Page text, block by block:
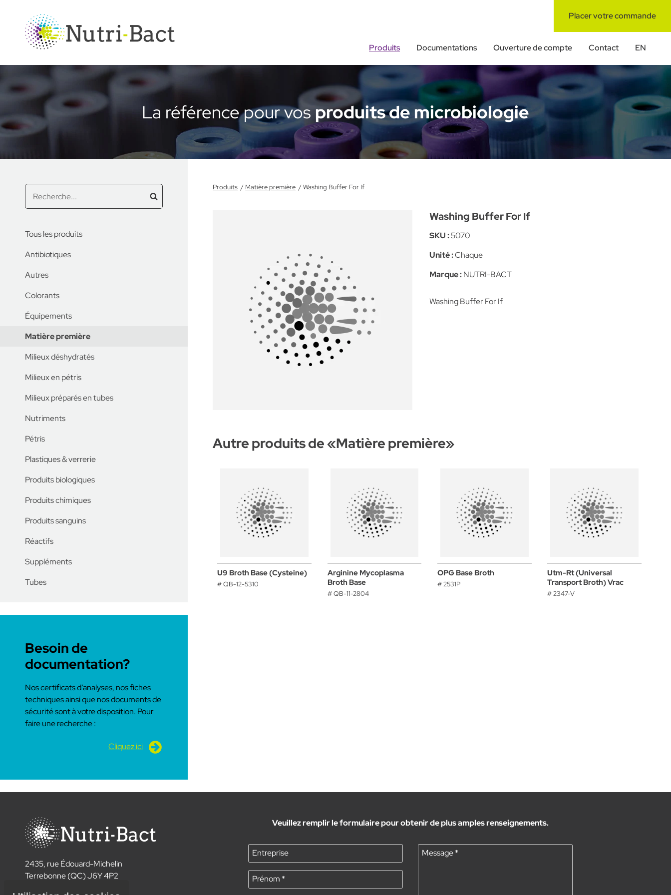
Placer votre commande
Produits Documentations Ouverture de compte Contact EN
La référence pour vosproduits de microbiologie
Tous les produits
Antibiotiques
Autres
Colorants
Équipements
Matière première
Milieux déshydratés
Milieux en pétris
Milieux préparés en tubes
Nutriments
Pétris
Plastiques & verrerie
Produits biologiques
Produits chimiques
Produits sanguins
Réactifs
Suppléments
Tubes
Besoin de
documentation?
Nos certificats d’analyses, nos fiches
techniques ainsi que nos documents de
sécurité sont à votre disposition. Pour
faire une recherche :
Cliquez ici
Produits Matière première Washing Buffer For If
Washing Buffer For If
SKU :5070
Unité :Chaque
Marque :NUTRI-BACT
Washing Buffer For If
Autre produits de «Matière première»
U9 Broth Base (Cysteine)
# QB-12-5310
Arginine Mycoplasma
Broth Base
# QB-11-2804
OPG Base Broth
# 2531P
Utm-Rt (Universal
Transport Broth) Vrac
# 2347-V
2435, rue Édouard-Michelin
Terrebonne (QC) J6Y 4P2
Veuillez remplir le formulaire pour obtenir de plus amples renseignements.
Entreprise
Prénom *
Message*